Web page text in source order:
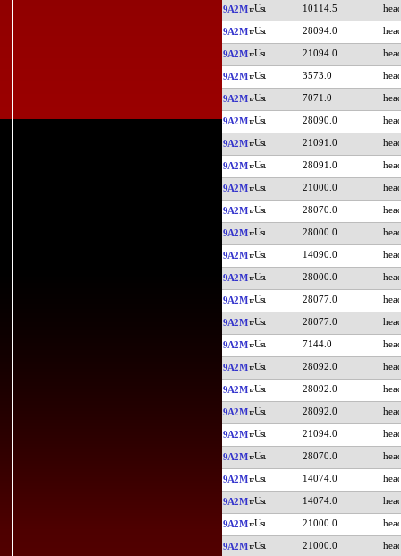
9A2M 10114.5
9A2M 28094.0
9A2M 21094.0
9A2M 3573.0
9A2M 7071.0
9A2M 28090.0
9A2M 21091.0
9A2M 28091.0
9A2M 21000.0
9A2M 28070.0
9A2M 28000.0
9A2M 14090.0
9A2M 28000.0
9A2M 28077.0
9A2M 28077.0
9A2M 7144.0
9A2M 28092.0
9A2M 28092.0
9A2M 28092.0
9A2M 21094.0
9A2M 28070.0
9A2M 14074.0
9A2M 14074.0
9A2M 21000.0
9A2M 21000.0